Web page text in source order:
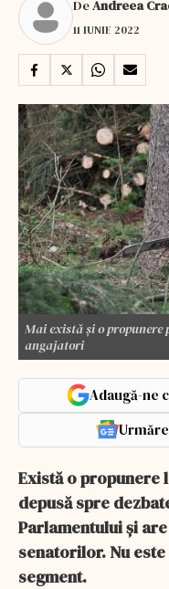
DeAndreea
11 IUNIE 2022
Mai există și o
angajatori
Adaugă-ne
Există o propunere
depusă spre
Parlamentului și
senatorilor. Nu
segment.